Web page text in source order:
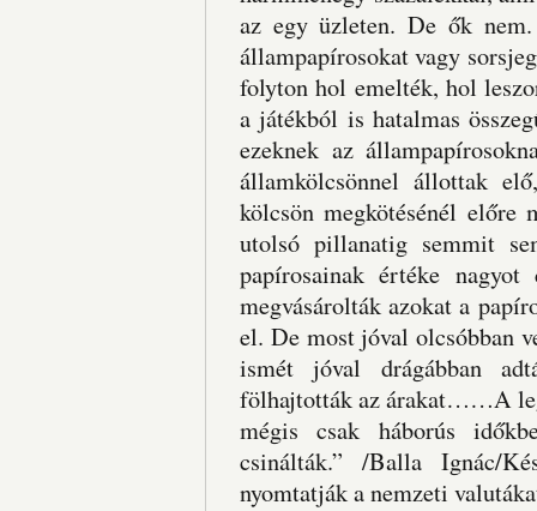
az egy üzleten. De ők
állampapírosokat vagy
folyton hol emelték, hol
a játékból is hatalmas
ezeknek az
államkölcsönnel állottak
kölcsön megkötésénél előre
utolsó pillanatig semmit
papírosainak értéke
megvásárolták azokat a
el. De most jóval olcsóbban
ismét jóval drágábban
fölhajtották az árakat……A
mégis csak háborús
csinálták.” /Balla Ignác/
nyomtatják a nemzeti